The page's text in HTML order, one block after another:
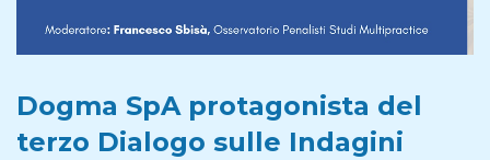
Dogma SpA protagonista del
terzo Dialogo sulle Indagini